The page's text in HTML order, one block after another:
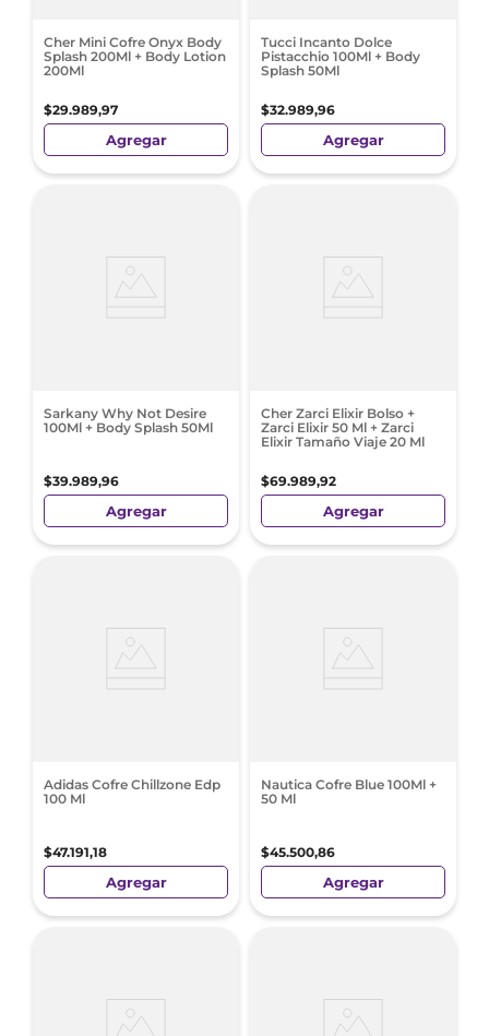
Cher Mini Cofre Onyx Body
Splash 200Ml + Body Lotion
200Ml
$29.989,97
Agregar
Tucci Incanto Dolce
Pistacchio 100Ml + Body
Splash 50Ml
$32.989,96
Agregar
Sarkany Why Not Desire
100Ml + Body Splash 50Ml
$39.989,96
Agregar
Cher Zarci Elixir Bolso +
Zarci Elixir 50 Ml + Zarci
Elixir Tamaño Viaje 20 Ml
$69.989,92
Agregar
Adidas Cofre Chillzone Edp
100 Ml
$47.191,18
Agregar
Nautica Cofre Blue 100Ml +
50 Ml
$45.500,86
Agregar